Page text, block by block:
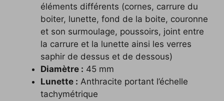
éléments différents (cornes, carrure du
boiter, lunette, fond de la boite, couronne
et son surmoulage, poussoirs, joint entre
la carrure et la lunette ainsi les verres
saphir de dessus et de dessous)
Diamètre : 45 mm
Lunette : Anthracite portant l’échelle
tachymétrique